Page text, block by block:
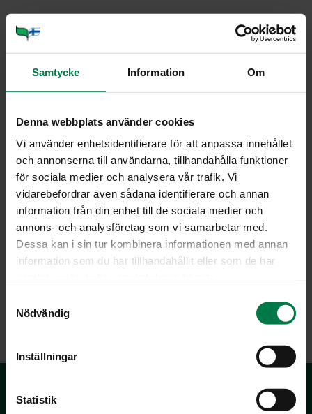
Samtycke Information Om
Denna webbplats använder cookies
Vi använder enhetsidentifierare för att anpassa innehållet
och annonserna till användarna, tillhandahålla funktioner
för sociala medier och analysera vår trafik. Vi
vidarebefordrar även sådana identifierare och annan
information från din enhet till de sociala medier och
annons- och analysföretag som vi samarbetar med.
Dessa kan i sin tur kombinera informationen med annan
information som du har tillhandahållit eller som de har
y
Nödvändig
Inställningar
Statistik
Pienten nuppujen avautumista edesauttaa päivittäinen
muutaman tunnin suora auringonpaiste.
Kukat kastellaan aina, kun mullan pinta on kuivahtanut.
Multapaakku saa kostua kokonaan kastelun
yhteydessä. Useimmiten kastelu pari kertaa viikossa
riittää.
Kukkivia ruukkukasveja voidaan lannoittaa kerran
viikossa, jotta nuput kasvaisivat.
Kukinnan loputtua ruukun voi pesun jälkeen käyttää
uudelleen. Multa sopii sellaisenaan maanparannukseen
tai koko kasvi multineen voidaan kompostoida.